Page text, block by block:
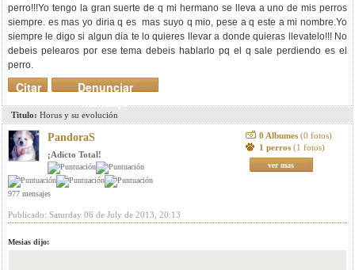
perro!!!Yo tengo la gran suerte de q mi hermano se lleva a uno de mis perros
siempre. es mas yo diria q es mas suyo q mio, pese a q este a mi nombre.Yo
siempre le digo si algun dia te lo quieres llevar a donde quieras llevatelo!!! No
debeis pelearos por ese tema debeis hablarlo pq el q sale perdiendo es el
perro.
Denunciar
mensaje
Citar
Titulo: Horus y su evolución
PandoraS
¡Adicto Total!
977 mensajes
0 Albumes (0 fotos)
1 perros (1 fotos)
ver mas
Publicado: Saturday 06 de July de 2013, 20:13
Mesias dijo: